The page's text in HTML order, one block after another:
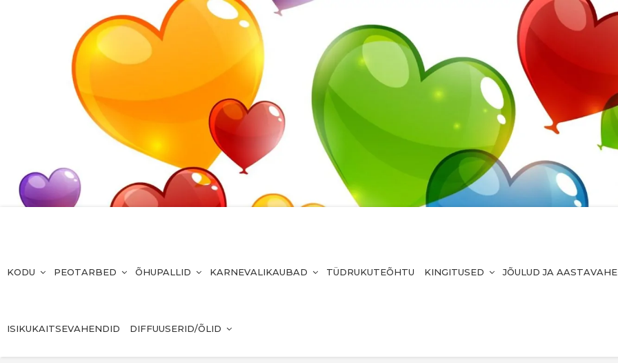
KODU PEOTARBED ÕHUPALLID KARNEVALIKAUBAD TÜDRUKUTEÕHTU KINGITUSED JÕULUD JA
ISIKUKAITSEVAHENDID DIFFUUSERID/ÕLID